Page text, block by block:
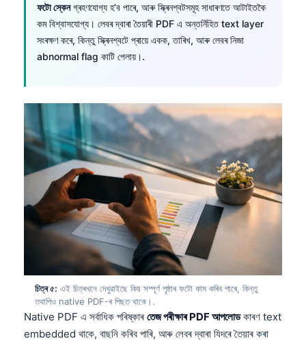
ফটো স্কেনগ্ৰহণযোগ্য হ’ব পাৰে, আৰু স্ক্ৰিনশ্বটসমূহ সাধাৰণতে আটাইতকৈ
কম বিশ্বাসযোগ্য। লেবৰ দ্বাৰা তৈয়াৰী PDF এ অন্তৰ্নিহিত text layer
সংৰক্ষণ কৰে, কিন্তু স্ক্ৰিনশ্বটে প্ৰায়ে একক, তাৰিখ, আৰু লেবৰ নিজা
abnormal flag কাটি পেলায়।.
চিত্ৰ ৫: এই চিত্ৰখনে দেখুৱাইছে কিয় সম্পূৰ্ণ পৃষ্ঠাৰ ফটো কাম কৰিব পাৰে, কিন্তু
তথাপিও native PDF-ৰ পিছত থাকে।.
Native PDF এ সৰ্বাধিক পৰিষ্কাৰ তেজ পৰীক্ষাৰ PDF আপলোডকাৰণ text
embedded থাকে, বাছনি কৰিব পাৰি, আৰু লেবৰ দ্বাৰা যিদৰে তৈয়াৰ কৰা